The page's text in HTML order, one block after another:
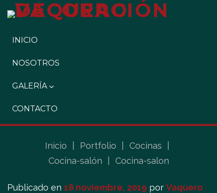
INICIO
NOSOTROS
GALERÍA
CONTACTO
Inicio Portfolio Cocinas
Cocina-salón
Cocina-salon
Publicado en 18 noviembre, 2019 por Vaquero